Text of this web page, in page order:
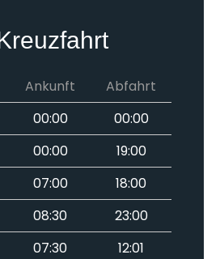
Ankunft
Abfahrt
00:00
00:00
00:00
19:00
07:00
18:00
08:30
23:00
07:30
12:01